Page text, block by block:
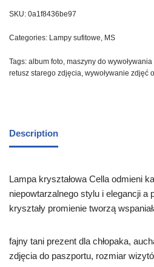
SKU: 0a1f8436be97
Categories: Lampy sufitowe MS
Tags: album foto maszyny do
retusz starego zdjęcia wywoływanie zdjęć
Description
Lampa kryształowa Cella odmieni
niepowtarzalnego stylu i elegancji a
kryształy promienie tworzą
fajny tani prezent dla chłopaka,
zdjęcia do paszportu, rozmiar